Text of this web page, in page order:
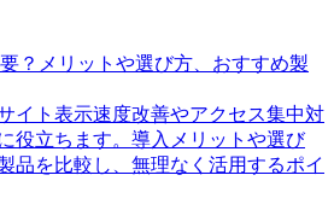
？メリットや選び方、おすすめ製
イト表示速度改善やアクセス集中対
役立ちます。導入メリットや選び
品を比較し、無理なく活用するポイ